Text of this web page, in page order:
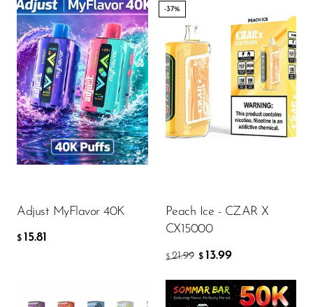
Adjust MyFlavor 40K
$ 15.81
Flavor
$15.81
-37%
Peach Ice - CZAR X
CX15000
$ 21.99 $ 13.99